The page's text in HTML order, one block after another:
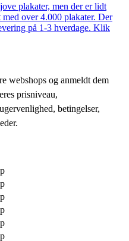
plakater, men der er lidt
over 4.000 plakater. Der
på 1-3 hverdage. Klik
webshops og anmeldt dem
prisniveau,
betingelser,